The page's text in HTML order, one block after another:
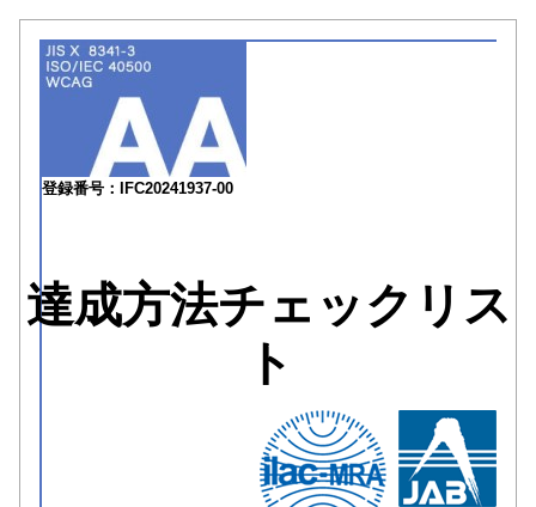
登録番号：IFC20241937-00
達成方法チェックリス
ト